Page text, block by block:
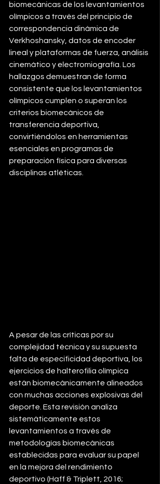
biomecánicas de los levantamientos
olímpicos a través del principio de
correspondencia dinámica de
Verkhoshansky, datos de encoder
lineal y plataformas de fuerza, análisis
cinemático y electromiografía. Los
hallazgos demuestran de forma
consistente que los levantamientos
olímpicos cumplen o superan los
criterios biomecánicos de
transferencia deportiva,
convirtiéndolos en herramientas
esenciales en programas de
preparación física para diversas
disciplinas atléticas.
A pesar de las críticas por su
complejidad técnica y su supuesta
falta de especificidad deportiva, los
ejercicios de halterofilia olímpica
están biomecánicamente alineados
con muchas acciones explosivas del
deporte. Esta revisión analiza
sistemáticamente estos
levantamientos a través de
metodologías biomecánicas
establecidas para evaluar su papel
en la mejora del rendimiento
deportivo (Haff & Triplett, 2016;